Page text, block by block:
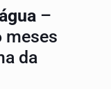
–
meses
da